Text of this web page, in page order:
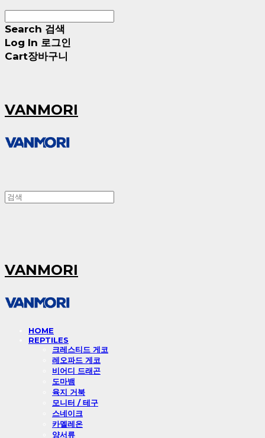
Search 검색
Log In 로그인
Cart장바구니
VANMORI
VANMORI
HOME
REPTILES
크레스티드 게코
레오파드 게코
비어디 드래곤
도마뱀
육지 거북
모니터 / 테구
스네이크
카멜레온
양서류